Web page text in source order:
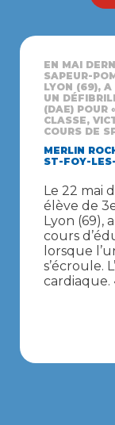
EN MAI
SAPEUR-
LYON (69), A
UN
(DAE) POUR
CLASSE,
COURS DE
MERLIN
ST-FOY-
Le 22 mai
élève de
Lyon (69),
cours
lorsque
s’écroule.
cardiaque.